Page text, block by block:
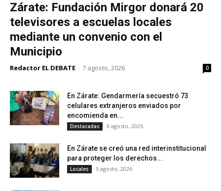
Zárate: Fundación Mirgor donará 20
televisores a escuelas locales
mediante un convenio con el
Municipio
Redactor EL DEBATE - 7 agosto, 2026 0
En Zárate: Gendarmería secuestró 73
celulares extranjeros enviados por
encomienda en...
Destacadas 6 agosto, 2026
En Zárate se creó una red interinstitucional
para proteger los derechos...
Locales 5 agosto, 2026